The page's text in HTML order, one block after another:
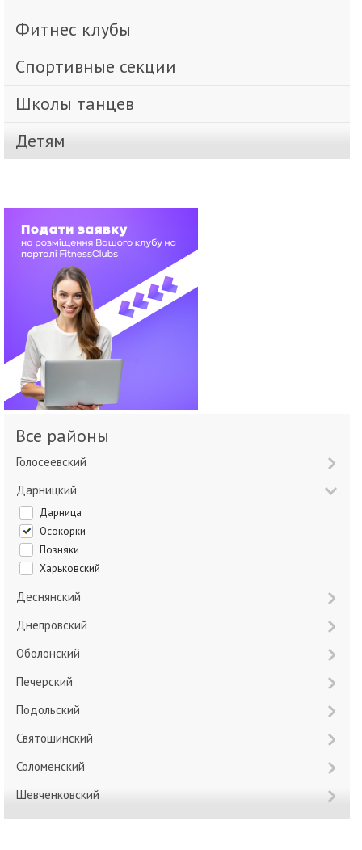
Фитнес клубы
Спортивные секции
Школы танцев
Детям
Все районы
Голосеевский
Дарницкий
Дарница
Осокорки
Позняки
Харьковский
Деснянский
Днепровский
Оболонский
Печерский
Подольский
Святошинский
Соломенский
Шевченковский